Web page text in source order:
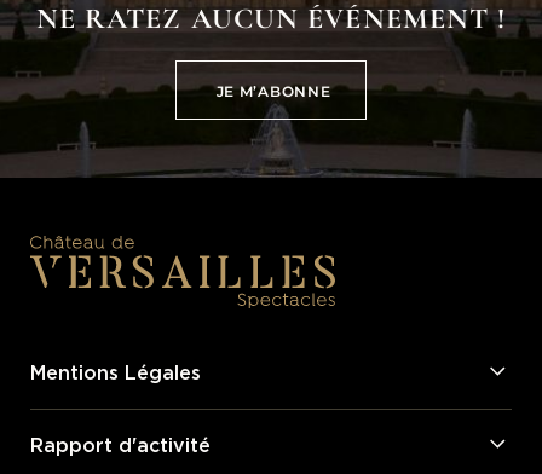
NE RATEZ AUCUN ÉVÉNEMENT !
JE M’ABONNE
JE M’ABONNE
Mentions Légales
Rapport d'activité